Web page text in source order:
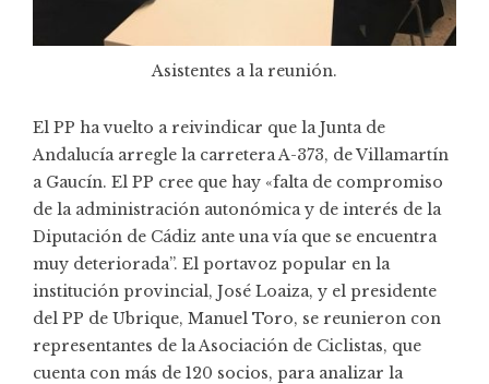
Asistentes a la reunión.
El PP ha vuelto a reivindicar que la Junta de
Andalucía arregle la carretera A-373, de Villamartín
a Gaucín. El PP cree que hay «falta de compromiso
de la administración autonómica y de interés de la
Diputación de Cádiz ante una vía que se encuentra
muy deteriorada”. El portavoz popular en la
institución provincial, José Loaiza, y el presidente
del PP de Ubrique, Manuel Toro, se reunieron con
representantes de la Asociación de Ciclistas, que
cuenta con más de 120 socios, para analizar la